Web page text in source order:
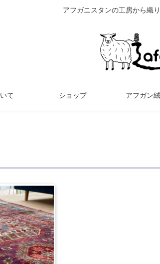
アフガニスタンの工房から織
て ショップ アフガン